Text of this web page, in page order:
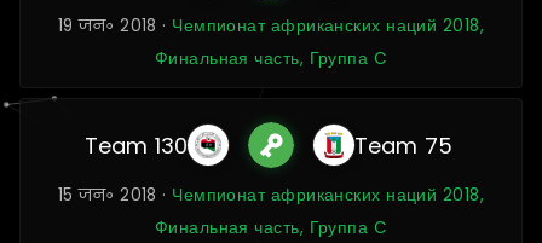
19 जन॰ 2018 · Чемпионат африканских наций 2018,
Финальная часть, Группа C
Team 130 Team 75
15 जन॰ 2018 · Чемпионат африканских наций 2018,
Финальная часть, Группа C